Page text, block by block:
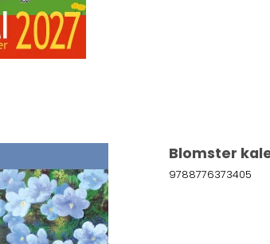
Blomster
9788776373405